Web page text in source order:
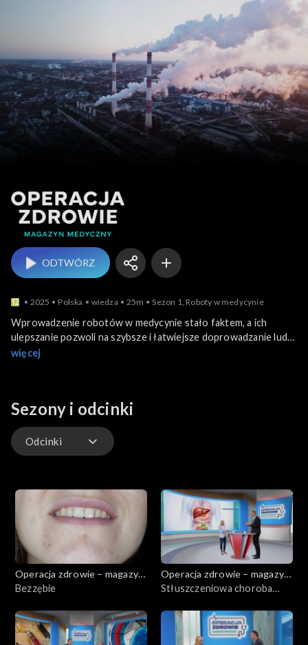
ODTWÓRZ
2025 Polska wiedza 25m Sezon 1, Roboty w medycynie
Wprowadzenie robotów w medycynie stało faktem, a ich
ulepszanie pozwoli na szybsze i łatwiejsze doprowadzanie ludzi
do zdrowia. Precyzja robotów chirurgicznych, ale przede
rekonwalescencji jest krótszy.
więcej
Sezony i odcinki
Odcinki
Operacja zdrowie – magazyn
medyczny
Bezzębie
Operacja zdrowie – magazyn
medyczny
Stłuszczeniowa choroba